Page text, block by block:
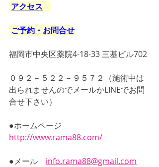
アクセス
ご予約・お問合せ
福岡市中央区薬院4-18-33 三基ビル702
０９２－５２２－９５７２（施術中は
出られませんのでメールかLINEでお問
合せ下さい）
●ホームページ
http://www.rama88.com/
●メール info.rama88@gmail.com